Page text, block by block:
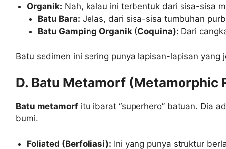
Organik: Nah, kalau ini terbentuk dari sisa-sisa
Batu Bara: Jelas, dari sisa-sisa tumbuhan
Batu Gamping Organik (Coquina): Dari
Batu sedimen ini sering punya lapisan-lapisan
D. Batu Metamorf (Metamorphic
Batu metamorf itu ibarat “superhero” batuan. Dia
bumi.
Foliated (Berfoliasi): Ini yang punya struktur